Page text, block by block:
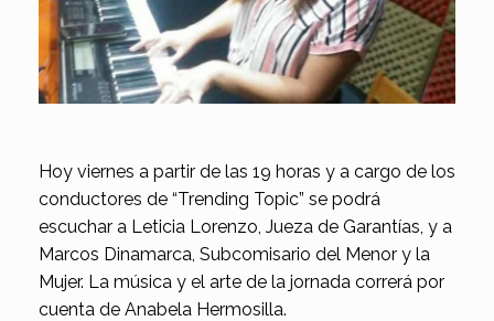
Hoy viernes a partir de las 19 horas y a cargo de los
conductores de “Trending Topic” se podrá
escuchar a Leticia Lorenzo, Jueza de Garantías, y a
Marcos Dinamarca, Subcomisario del Menor y la
Mujer. La música y el arte de la jornada correrá por
cuenta de Anabela Hermosilla.